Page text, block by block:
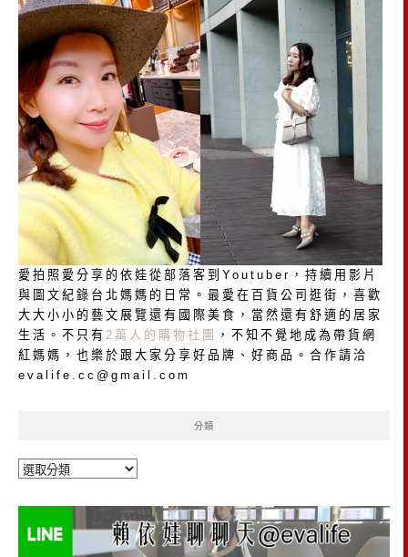
愛拍照愛分享的依娃從部落客到Youtuber，持續用影片
與圖文紀錄台北媽媽的日常。最愛在百貨公司逛街，喜歡
大大小小的藝文展覽還有國際美食，當然還有舒適的居家
生活。不只有 2萬人的購物社團
，不知不覺地成為帶貨網
紅媽媽，也樂於跟大家分享好品牌、好商品。合作請洽
evalife.cc@gmail.com
分類
分